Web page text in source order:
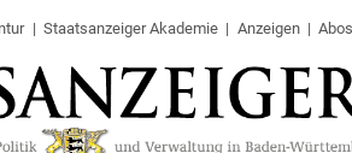
Staatsanzeiger Akademie Anzeigen